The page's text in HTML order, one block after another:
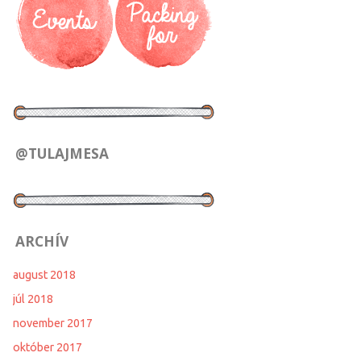
@TULAJMESA
ARCHÍV
august 2018
júl 2018
november 2017
október 2017